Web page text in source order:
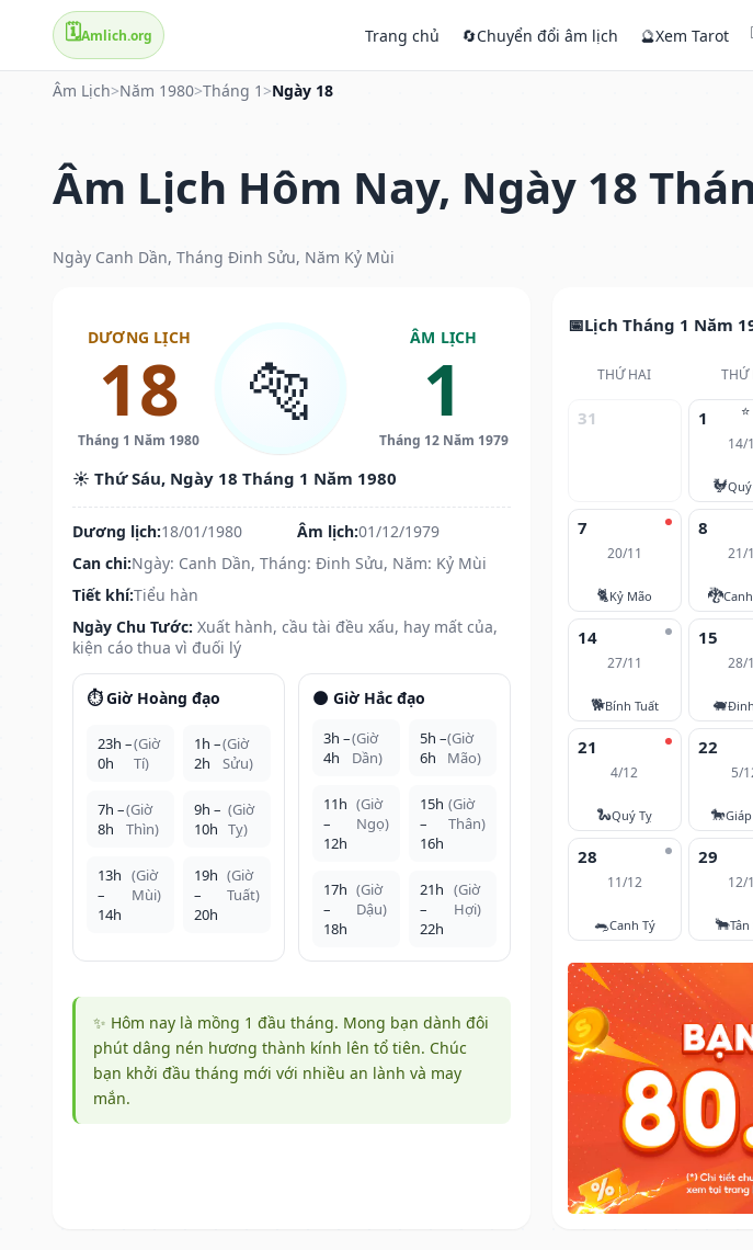
🗓️Amlich.org Trang chủ 🔄Chuyển đổi âm lịch 🔮Xem Tarot
Âm Lịch>Năm 1980>Tháng 1 >Ngày 18
Âm Lịch Hôm Nay, Ngày 18
Ngày Canh Dần, Tháng Đinh Sửu, Năm Kỷ Mùi
DƯƠNG LỊCH
18
Tháng 1 Năm 1980
🐅
ÂM LỊCH
1
Tháng 12 Năm 1979
☀️ Thứ Sáu, Ngày 18 Tháng 1 Năm 1980
Dương lịch:18/01/1980 Âm lịch:01/12/1979
Can chi:Ngày: Canh Dần, Tháng: Đinh Sửu, Năm: Kỷ Mùi
Tiết khí:Tiểu hàn
Ngày Chu Tước: Xuất hành, cầu tài đều xấu, hay mất của,
kiện cáo thua vì đuối lý
⏱️ Giờ Hoàng đạo
23h –
0h
(Giờ
Tí)
1h –
2h
(Giờ
Sửu)
7h –
8h
(Giờ
Thìn)
9h –
10h
(Giờ
Tỵ)
13h
–
14h
(Giờ
Mùi)
19h
–
20h
(Giờ
Tuất)
🌑 Giờ Hắc đạo
3h –
4h
(Giờ
Dần)
5h –
6h
(Giờ
Mão)
11h
–
12h
(Giờ
Ngọ)
15h
–
16h
(Giờ
Thân)
17h
–
18h
(Giờ
Dậu)
21h
–
22h
(Giờ
Hợi)
✨ Hôm nay là mồng 1 đầu tháng. Mong bạn dành đôi
phút dâng nén hương thành kính lên tổ tiên. Chúc
bạn khởi đầu tháng mới với nhiều an lành và may
mắn.
Lịch Tháng 1 Năm
THỨ HAI THỨ
31 ⭐
1
14/
🐓
7
20/11
🐈Kỷ Mão
8
21/
🐉
14
27/11
🐕Bính Tuất
15
28/
🐖
21
4/12
🐍Quý Tỵ
22
5/
🐎
28
11/12
🐀Canh Tý
29
12/
🐂Tân